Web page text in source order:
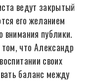
ведут закрытый
его желанием
внимания публики.
что Александр
своих
баланс между